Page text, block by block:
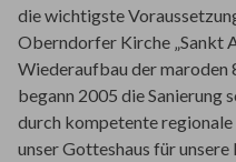
die wichtigste
Oberndorfer Kirche „Sankt
Wiederaufbau der maroden
begann 2005 die Sanierung
durch kompetente regionale
unser Gotteshaus für